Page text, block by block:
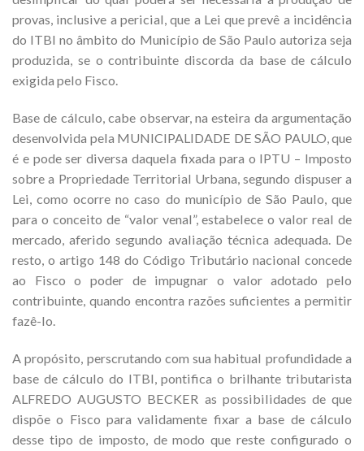
provas, inclusive a pericial, que a Lei que prevê a incidência
do ITBI no âmbito do Município de São Paulo autoriza seja
produzida, se o contribuinte discorda da base de cálculo
exigida pelo Fisco.
Base de cálculo, cabe observar, na esteira da argumentação
desenvolvida pela MUNICIPALIDADE DE SÃO PAULO, que
é e pode ser diversa daquela fixada para o IPTU – Imposto
sobre a Propriedade Territorial Urbana, segundo dispuser a
Lei, como ocorre no caso do município de São Paulo, que
para o conceito de “valor venal”, estabelece o valor real de
mercado, aferido segundo avaliação técnica adequada. De
resto, o artigo 148 do Código Tributário nacional concede
ao Fisco o poder de impugnar o valor adotado pelo
contribuinte, quando encontra razões suficientes a permitir
fazê-lo.
A propósito, perscrutando com sua habitual profundidade a
base de cálculo do ITBI, pontifica o brilhante tributarista
ALFREDO AUGUSTO BECKER as possibilidades de que
dispõe o Fisco para validamente fixar a base de cálculo
desse tipo de imposto, de modo que reste configurado o